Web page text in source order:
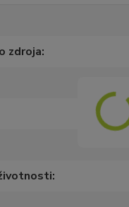
zdroja